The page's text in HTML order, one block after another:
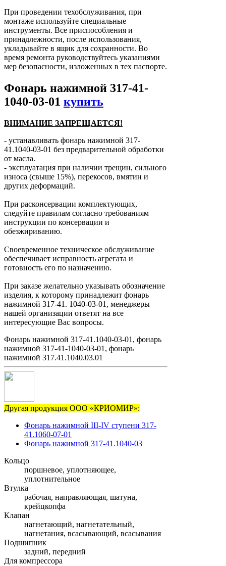
При проведении техобслуживания, при
монтаже используйте специальные
инструменты. Все приспособления и
принадлежности, после использования,
укладывайте в ящик для сохранности. Во
время ремонта руководствуйтесь указаниями
мер безопасности, изложенных в тех паспорте.
Фонарь нажимной 317-41-
1040-03-01 купить
ВНИМАНИЕ ЗАПРЕЩАЕТСЯ!
- устанавливать фонарь нажимной 317-
41.1040-03-01 без предварительной обработки
от масла.
- эксплуатация при наличии трещин, сильного
износа (свыше 15%), перекосов, вмятин и
других деформаций.
При расконсервации комплектующих,
следуйте правилам согласно требованиям
инструкции по консервации и
обезжириванию.
Своевременное техническое обслуживание
обеспечивает исправность агрегата и
готовность его по назначению.
При заказе желательно указывать обозначение
изделия, к которому принадлежит фонарь
нажимной 317-41. 1040-03-01, менеджеры
нашей организации ответят на все
интересующие Вас вопросы.
Фонарь нажимной 317-41.1040-03-01, фонарь
нажимной 317-41-1040-03-01, фонарь
нажимной 317.41.1040.03.01
Другая продукция ООО «КРИОМИР»:
Фонарь нажимной III-IV ступени 317-
41.1060-07-01
Фонарь нажимной 317-41.1040-03
Кольцо
поршневое, уплотняющее,
уплотнительное
Втулка
рабочая, направляющая, шатуна,
крейцкопфа
Клапан
нагнетающий, нагнетательный,
нагнетания, всасывающий, всасывания
Подшипник
задний, передний
Для компрессора